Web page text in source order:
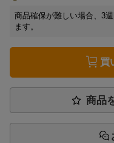
商品確保が難しい場合、3
ます。
買
商品